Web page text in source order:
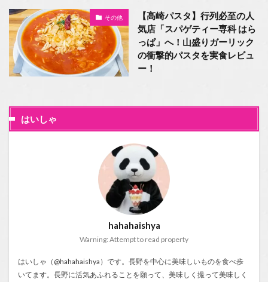
その他
【高崎パスタ】行列必至の人
気店「スパゲティー専科 はら
っぱ」へ！山盛りガーリック
の衝撃的パスタを実食レビュ
ー！
はいしゃ
hahahaishya
Warning: Attempt to read property
はいしゃ（@hahahaishya）です。長野を中心に美味しいものを食べ歩
いてます。長野に活気あふれることを願って、美味しく撮って美味しく